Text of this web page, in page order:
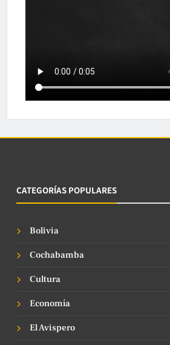
CATEGORÍAS POPULARES
Bolivia
Cochabamba
Cultura
Economía
El Avispero